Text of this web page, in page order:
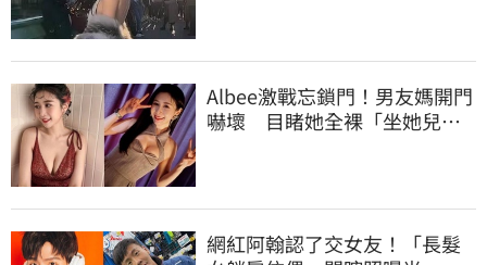
Albee激戰忘鎖門！男友媽開門
嚇壞 目睹她全裸「坐她兒子
網紅阿翰認了交女友！「長髮